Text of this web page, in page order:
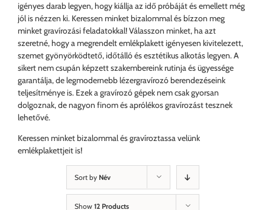
Sort by Név
Show 12 Products
igényes darab legyen, hogy kiállja az idő próbáját és emellett még
jól is nézzen ki. Keressen minket bizalommal és bízzon meg
minket gravírozási feladatokkal! Válasszon minket, ha azt
szeretné, hogy a megrendelt emlékplakett igényesen kivitelezett,
szemet gyönyörködtető, időtálló és esztétikus alkotás legyen. A
sikert nem csupán képzett szakembereink rutinja és ügyessége
garantálja, de legmodernebb lézergravírozó berendezéseink
teljesítménye is. Ezek a gravírozó gépek nem csak gyorsan
dolgoznak, de nagyon finom és aprólékos gravírozást tesznek
lehetővé.
Keressen minket bizalommal és gravíroztassa velünk
emlékplakettjeit is!